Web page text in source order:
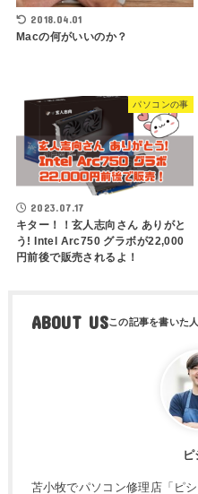
2018.04.01
Macの何がいいのか？
パソコンの事
2023.07.17
キター！！玄人志向さん ありがと
う! Intel Arc750 グラボが22,000
円前後で販売されるよ！
ABOUT US
ピ
苫小牧でパソコン修理店「ピ